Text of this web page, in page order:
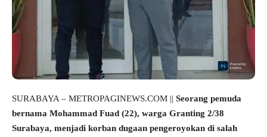
SURABAYA – METROPAGINEWS.COM || Seorang pemuda
bernama Mohammad Fuad (22), warga Granting 2/38
Surabaya, menjadi korban dugaan pengeroyokan di salah